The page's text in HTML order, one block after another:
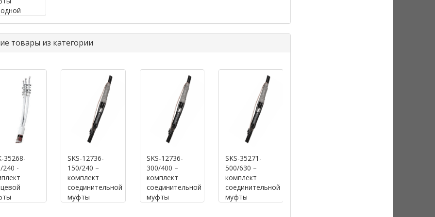
на
3х70-500
товары из категории
35268-
240 -
SKS-12736-
150/240 –
комплект
соединительной
муфты
SKS-12736-
300/400 –
комплект
соединительной
муфты
SKS-35271-
500/630 –
комплект
соединительной
муфты